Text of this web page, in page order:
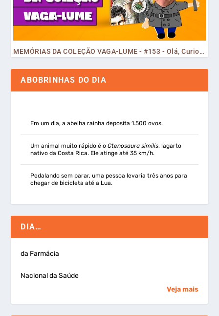
MEMÓRIAS DA COLEÇÃO VAGA-LUME - #153 - Olá, Curiosos! 2023
ABOBRINHAS DO DIA
Em um dia, a abelha rainha deposita 1.500 ovos.
Um animal muito rápido é oCtenosaura similis, lagarto
nativo da Costa Rica. Ele atinge até 35 km/h.
Pedalando sem parar, uma pessoa levaria três anos para
chegar de bicicleta até a Lua.
DIA…
da Farmácia
Nacional da Saúde
Veja mais